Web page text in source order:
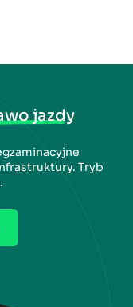
jazdy
Tryb